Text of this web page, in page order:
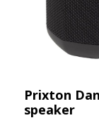
Prixton
speaker